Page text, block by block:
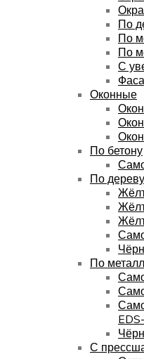
По
По
По
С
Оконные
По бетону
По дереву
По
С